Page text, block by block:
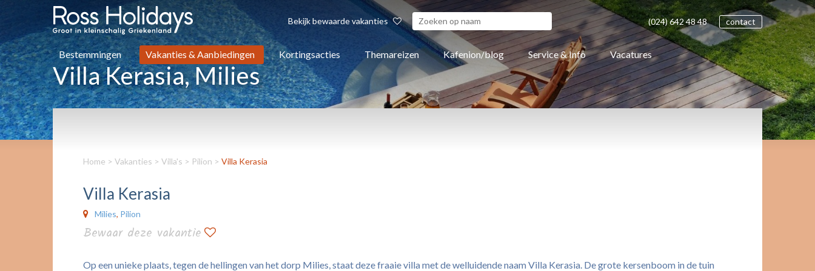
Bekijk bewaarde vakanties (024)642 4848 contact
Bestemmingen Vakanties & Aanbiedingen Kortingsacties Themareizen Kafenion/blog Service & Info Vacatures
Villa Kerasia, Milies
Home > Vakanties > Villa's > Pilion > Villa Kerasia
Villa Kerasia
Milies, Pilion
Bewaar deze vakantie
Op een unieke plaats, tegen de hellingen van het dorp Milies, staat deze fraaie villa met de welluidende naam Villa Kerasia. De grote kersenboom in de tuin